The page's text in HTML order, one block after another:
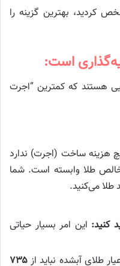
بهترین گزینه را
است:
هستند که کمترین “اجرت
هزینه ساخت (اجرت) ندارد
طلا وابسته است. شما
طلا می‌کنید.
کنید: این امر بسیار حیاتی
طلای آبشده نباید از ۷۳۵